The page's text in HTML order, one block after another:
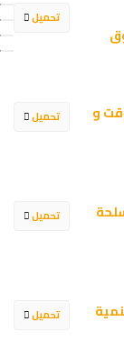
تحميل
تحميل
و
تحميل
تحميل